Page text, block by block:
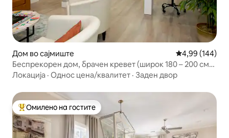
Дом во сајмиште Просечна
4,99 (144)
Беспрекорен дом, брачен кревет (широк 180 – 200 см),
приватен патека за возила
Локација · Однос цена/квалитет · Заден двор
Меѓу најуспешните „Омилени на гостите“
Омилено на гостите